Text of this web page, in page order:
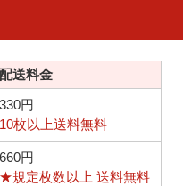
配送料金
330円
10枚以上送料無料
660円
★規定枚数以上 送料無料